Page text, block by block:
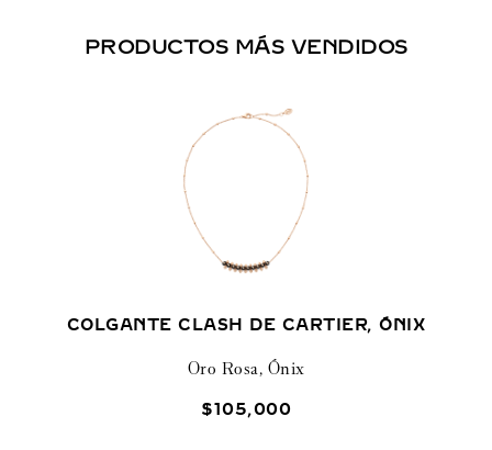
PRODUCTOS MÁS VENDIDOS
COLGANTE CLASH DE CARTIER, ÓNIX
Oro Rosa, Ónix
$105,000